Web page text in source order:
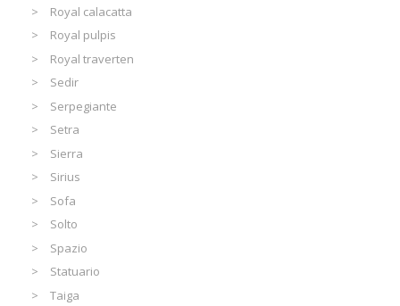
Royal calacatta
Royal pulpis
Royal traverten
Sedir
Serpegiante
Setra
Sierra
Sirius
Sofa
Solto
Spazio
Statuario
Taiga